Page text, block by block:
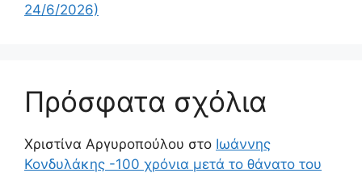
24/6/2026)
Πρόσφατα σχόλια
Χριστίνα Αργυροπούλου στο Ιωάννης
Κονδυλάκης -100 χρόνια μετά το θάνατο του